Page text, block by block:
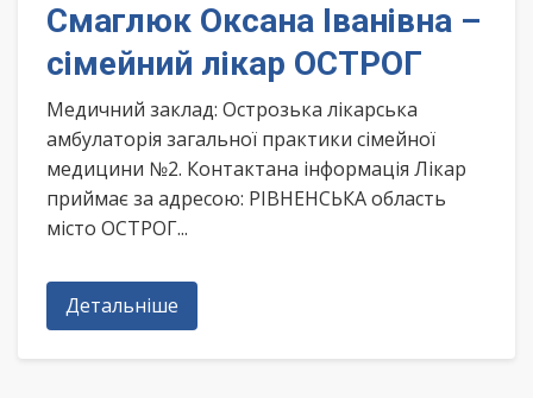
Смаглюк Оксана Іванівна –
сімейний лікар ОСТРОГ
Медичний заклад: Острозька лікарська
амбулаторія загальної практики сімейної
медицини №2. Контактана інформація Лікар
приймає за адресою: РІВНЕНСЬКА область
місто ОСТРОГ...
Детальніше